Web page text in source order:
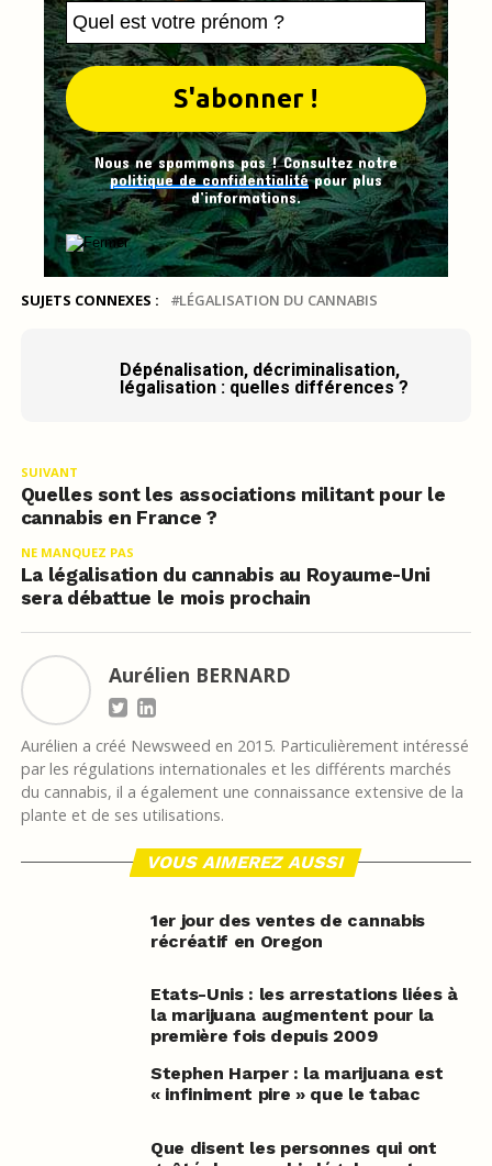
Nous ne spammons pas ! Consultez notre
politique de confidentialitépour plus
d’informations.
SUJETS CONNEXES : LÉGALISATION DU CANNABIS
Dépénalisation, décriminalisation,
légalisation : quelles différences ?
SUIVANT
Quelles sont les associations militant pour le
cannabis en France ?
NE MANQUEZ PAS
La légalisation du cannabis au Royaume-Uni
sera débattue le mois prochain
Aurélien BERNARD
Aurélien a créé Newsweed en 2015. Particulièrement intéressé
par les régulations internationales et les différents marchés
du cannabis, il a également une connaissance extensive de la
plante et de ses utilisations.
VOUS AIMEREZ AUSSI
1er jour des ventes de cannabis
récréatif en Oregon
Etats-Unis : les arrestations liées à
la marijuana augmentent pour la
première fois depuis 2009
Stephen Harper : la marijuana est
« infiniment pire » que le tabac
Que disent les personnes qui ont